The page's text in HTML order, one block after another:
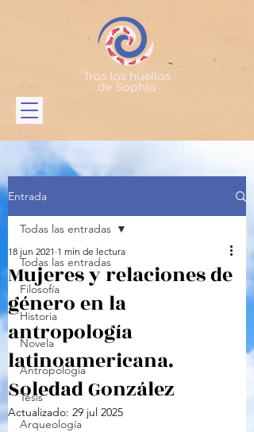
Entrada
Todas las entradas
Filosofía
Historia
Novela
Antropología
Tesis
Arqueología
Todas las entradas
Mujeres y relaciones de
género en la
antropología
latinoamericana.
Soledad González
18 jun 2021 1 min de lectura
Actualizado: 29 jul 2025